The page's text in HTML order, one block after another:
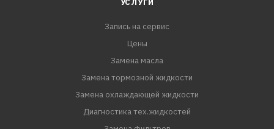
УСЛУГИ
Запись на сервис
Цены
Замена масла
Замена тормозной жидкости
Замена охлаждающей жидкости
Диагностика тех.жидкостей